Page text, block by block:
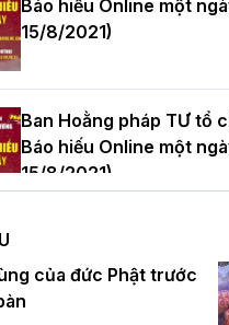
Tâm Chính được suy
Trị sự GHPGVN tỉnh
Trường hạ Bồ Đề trang
Tiền an cư PL.2570 –
Báo hiếu Online một
15/8/2021)
Ban Hoằng pháp TƯ tổ
Báo hiếu Online một
15/8/2021)
Ban Hoằng pháp TƯ tổ
Báo hiếu Online một
15/8/2021)
của đức Phật trước